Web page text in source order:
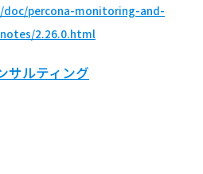
percona-monitoring-and-
2.26.0.html
サルティング